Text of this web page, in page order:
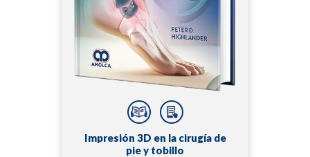
Impresión 3D en la cirugía de
pie y tobillo